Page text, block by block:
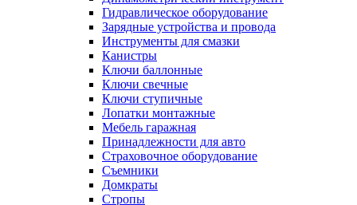
Гидравлическое оборудование
Зарядные устройства и провода
Инструменты для смазки
Канистры
Ключи баллонные
Ключи свечные
Ключи ступичные
Лопатки монтажные
Мебель гаражная
Принадлежности для авто
Страховочное оборудование
Съемники
Домкраты
Стропы